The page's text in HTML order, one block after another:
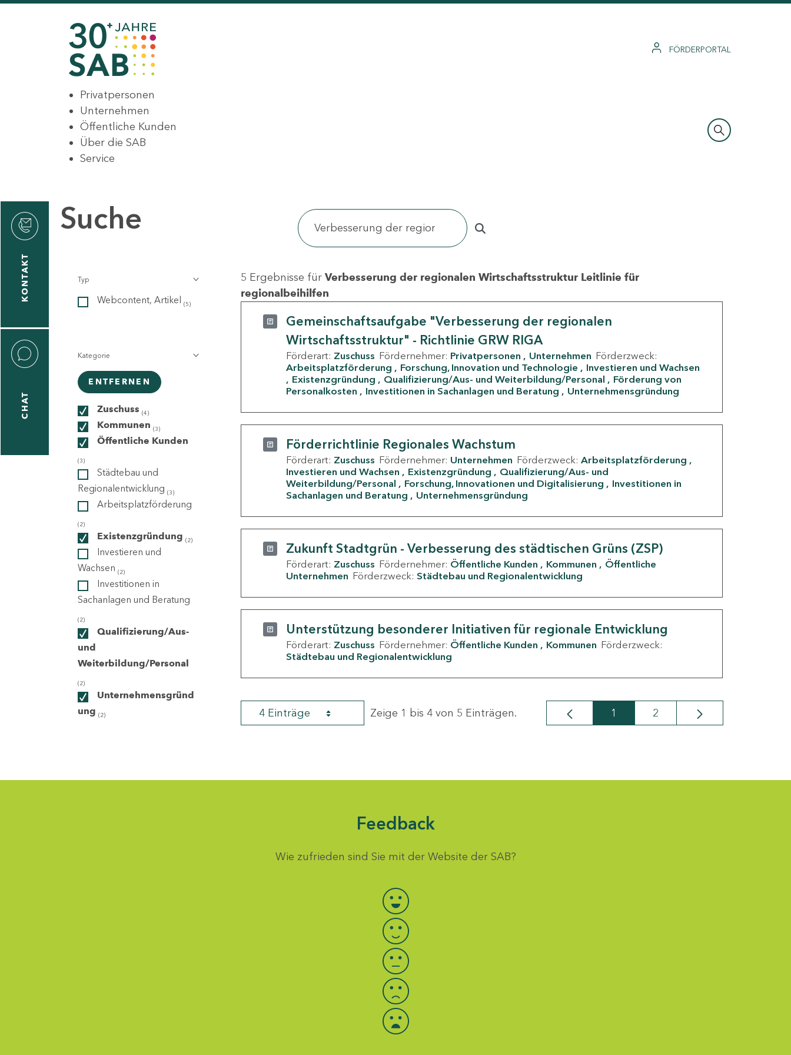
FÖRDERPORTAL
Privatpersonen
Unternehmen
Öffentliche Kunden
Über die SAB
Service
KONTAKT
CHAT
Suche
Typ
Webcontent, Artikel (5)
Kategorie
ENTFERNEN
Zuschuss (4)
Kommunen (3)
Öffentliche Kunden
(3)
Städtebau und
Regionalentwicklung (3)
Arbeitsplatzförderung
(2)
Existenzgründung (2)
Investieren und
Wachsen (2)
Investitionen in
Sachanlagen und Beratung
(2)
Qualifizierung/Aus-
und
Weiterbildung/Personal
(2)
Unternehmensgründ
ung (2)
5 Ergebnisse für Verbesserung der regionalen Wirtschaftsstruktur Leitlinie für
regionalbeihilfen
Gemeinschaftsaufgabe "Verbesserung der regionalen
Wirtschaftsstruktur" - Richtlinie GRW RIGA
Förderart: Zuschuss Fördernehmer: Privatpersonen Unternehmen Förderzweck:
Arbeitsplatzförderung
Forschung, Innovation und Technologie
Investieren und Wachsen
Existenzgründung
Qualifizierung/Aus- und Weiterbildung/Personal
Förderung von
Personalkosten
Investitionen in Sachanlagen und Beratung Unternehmensgründung
Förderrichtlinie Regionales Wachstum
Förderart: Zuschuss Fördernehmer: Unternehmen Förderzweck: Arbeitsplatzförderung
Investieren und Wachsen
Existenzgründung
Qualifizierung/Aus- und
Weiterbildung/Personal
Forschung, Innovationen und Digitalisierung
Investitionen in
Sachanlagen und Beratung
Unternehmensgründung
Zukunft Stadtgrün - Verbesserung des städtischen Grüns (ZSP)
Förderart: Zuschuss Fördernehmer: Öffentliche Kunden Kommunen
Öffentliche
Unternehmen Förderzweck: Städtebau und Regionalentwicklung
Unterstützung besonderer Initiativen für regionale Entwicklung
Förderart: Zuschuss Fördernehmer: Öffentliche Kunden Kommunen Förderzweck:
Städtebau und Regionalentwicklung
4 Einträge Zeige 1 bis 4 von 5 Einträgen. Seite
1 Seite
2
Feedback
Wie zufrieden sind Sie mit der Website der SAB?
Bewertung auswählen